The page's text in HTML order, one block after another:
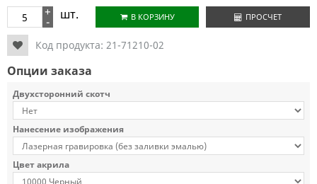
+
- шт. В КОРЗИНУ ПРОСЧЕТ
Код продукта: 21-71210-02
Опции заказа
Двухсторонний скотч
Нанесение изображения
Цвет акрила